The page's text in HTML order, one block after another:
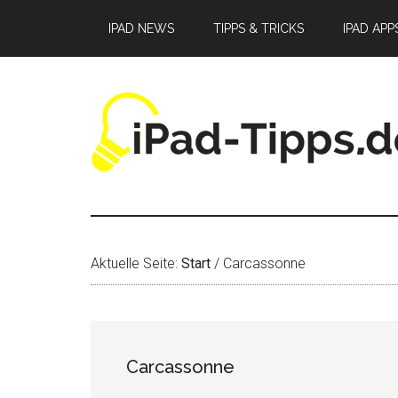
springen
springen
springen
IPAD NEWS TIPPS & TRICKS IPAD
Aktuelle Seite: Start / Carcassonne
Carcassonne